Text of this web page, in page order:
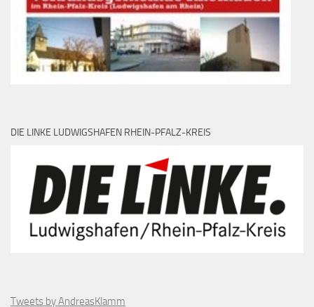
DIE LINKE LUDWIGSHAFEN RHEIN-PFALZ-KREIS
Tweets by AndreasKlamm